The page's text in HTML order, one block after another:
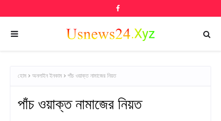
হোম অনলাইন ইনকাম পাঁচ ওয়াক্ত নামাজের নিয়ত
পাঁচ ওয়াক্ত নামাজের নিয়ত